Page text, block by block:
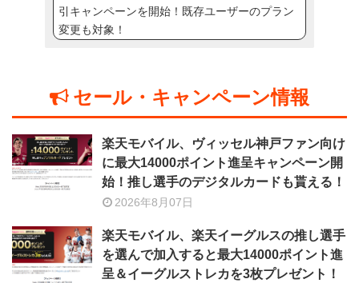
引キャンペーンを開始！既存ユーザーのプラン
変更も対象！
セール・キャンペーン情報
楽天モバイル、ヴィッセル神戸ファン向け
に最大14000ポイント進呈キャンペーン開
始！推し選手のデジタルカードも貰える！
2026年8月07日
楽天モバイル、楽天イーグルスの推し選手
を選んで加入すると最大14000ポイント進
呈＆イーグルストレカを3枚プレゼント！